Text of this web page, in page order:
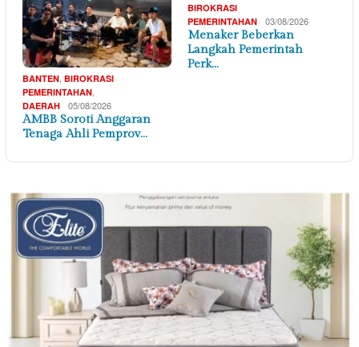
BANTEN BIROKRASI
PEMERINTAHAN
DAERAH 05/08/2026
AMBB Soroti Anggaran
Tenaga Ahli Pemprov…
BIROKRASI
PEMERINTAHAN
03/08/2026
Menaker Beberkan
Langkah Pemerintah
Perk…